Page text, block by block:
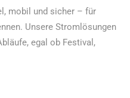
mobil und sicher – für
Unsere Stromlösungen
egal ob Festival,